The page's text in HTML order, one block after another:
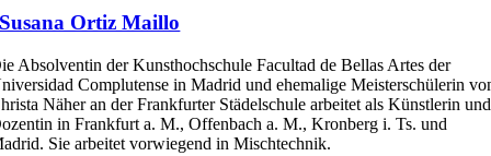
Susana Ortiz Maillo
Absolventin der Kunsthochschule Facultad de Bellas Artes der
Complutense in Madrid und ehemalige Meisterschülerin
Näher an der Frankfurter Städelschule arbeitet als Künstlerin und
in Frankfurt a. M., Offenbach a. M., Kronberg i. Ts. und
Sie arbeitet vorwiegend in Mischtechnik.